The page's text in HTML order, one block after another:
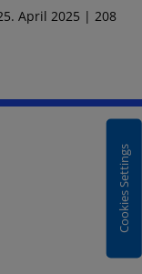
April 2025 | 208
Cookies Settings